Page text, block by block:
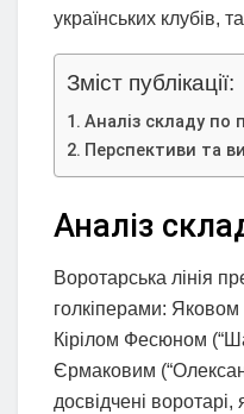
українських клубів,
Зміст публікації:
Аналіз складу по
Перспективи та
Аналіз
Воротарська лінія
голкіперами: Яковом
Кірілом Фесюном
Єрмаковим
досвідчені воротарі,